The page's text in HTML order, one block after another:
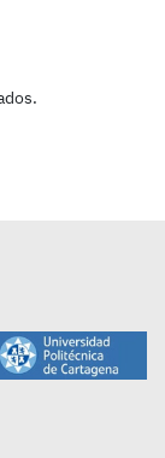
TAB para